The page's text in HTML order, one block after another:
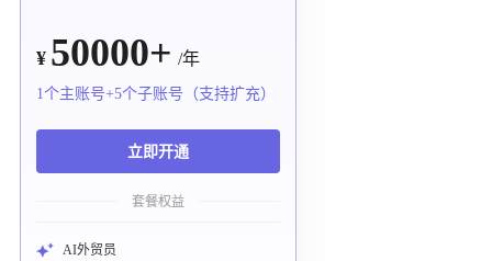
¥ 50000+ /年
1个主账号+5个子账号（支持扩充）
立即开通
套餐权益
AI外贸员